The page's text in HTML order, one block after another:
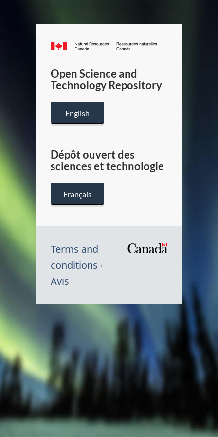
Canada.ca
/
Canada
Open Science and
Technology Repository
English
Dépôt ouvert des
sciences et technologie
Français
Terms and
conditions
Avis
Canada